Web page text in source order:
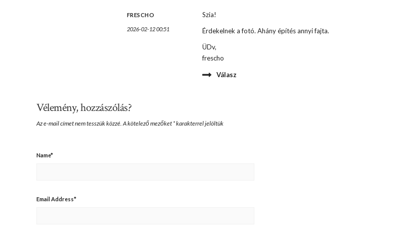
FRESCHO
2026-02-12 00:51
Szia!
Érdekelnek a fotó. Ahány építés annyi fajta.
ÜDv,
frescho
Válasz
Vélemény, hozzászólás?
Az e-mail címet nem tesszük közzé. A kötelező mezőket *karakterrel jelöltük
Name*
Email Address*